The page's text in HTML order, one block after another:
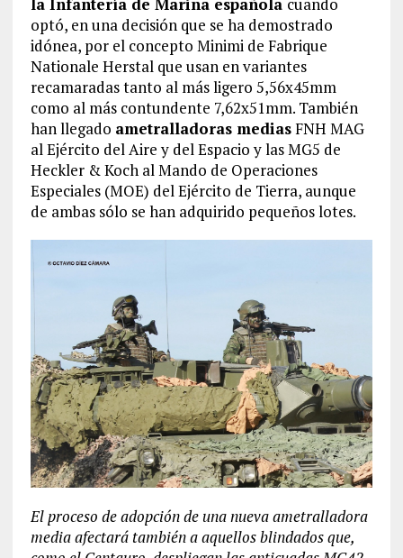
la Infantería de Marina española cuando
optó, en una decisión que se ha demostrado
idónea, por el concepto Minimi de Fabrique
Nationale Herstal que usan en variantes
recamaradas tanto al más ligero 5,56x45mm
como al más contundente 7,62x51mm. También
han llegado ametralladoras mediasFNH MAG
al Ejército del Aire y del Espacio y las MG5 de
Heckler & Koch al Mando de Operaciones
Especiales (MOE) del Ejército de Tierra, aunque
de ambas sólo se han adquirido pequeños lotes.
El proceso de adopción de una nueva ametralladora
media afectará también a aquellos blindados que,